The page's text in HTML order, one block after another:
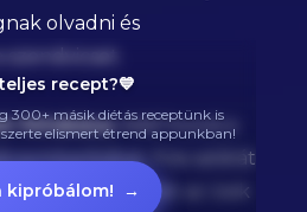
olvadni és
felrakása:Add hozzá a
friss salátát
vöröshagymát az ízek
recept?💙
300+ másik diétás receptünk is
elismert étrend appunkban!
kipróbálom! →